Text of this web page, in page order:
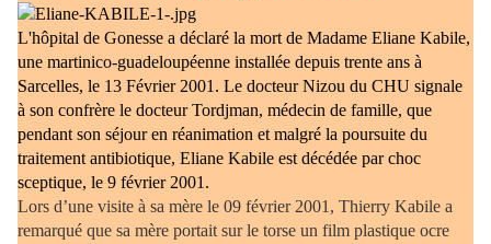
L'hôpital de Gonesse a déclaré la mort de Madame Eliane Kabile,
une martinico-guadeloupéenne installée depuis trente ans à
Sarcelles, le 13 Février 2001. Le docteur Nizou du CHU signale
à son confrère le docteur Tordjman, médecin de famille, que
pendant son séjour en réanimation et malgré la poursuite du
traitement antibiotique, Eliane Kabile est décédée par choc
sceptique, le 9 février 2001.
Lors d’une visite à sa mère le 09 février 2001, Thierry Kabile a
remarqué que sa mère portait sur le torse un film plastique ocre